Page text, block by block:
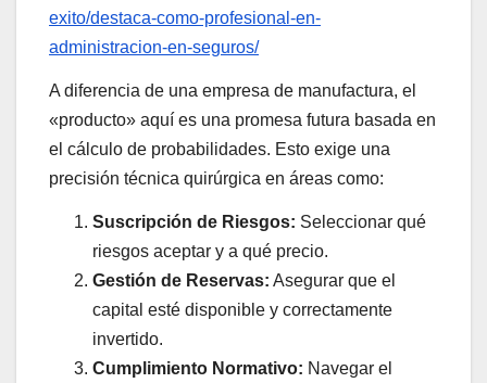
exito/destaca-como-profesional-en-
administracion-en-seguros/
A diferencia de una empresa de manufactura, el
«producto» aquí es una promesa futura basada en
el cálculo de probabilidades. Esto exige una
precisión técnica quirúrgica en áreas como:
Suscripción de Riesgos: Seleccionar qué
riesgos aceptar y a qué precio.
Gestión de Reservas: Asegurar que el
capital esté disponible y correctamente
invertido.
Cumplimiento Normativo: Navegar el